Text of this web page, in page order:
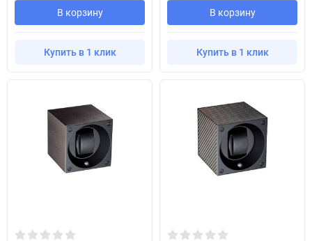
В корзину
Купить в 1 клик
В корзину
Купить в 1 клик